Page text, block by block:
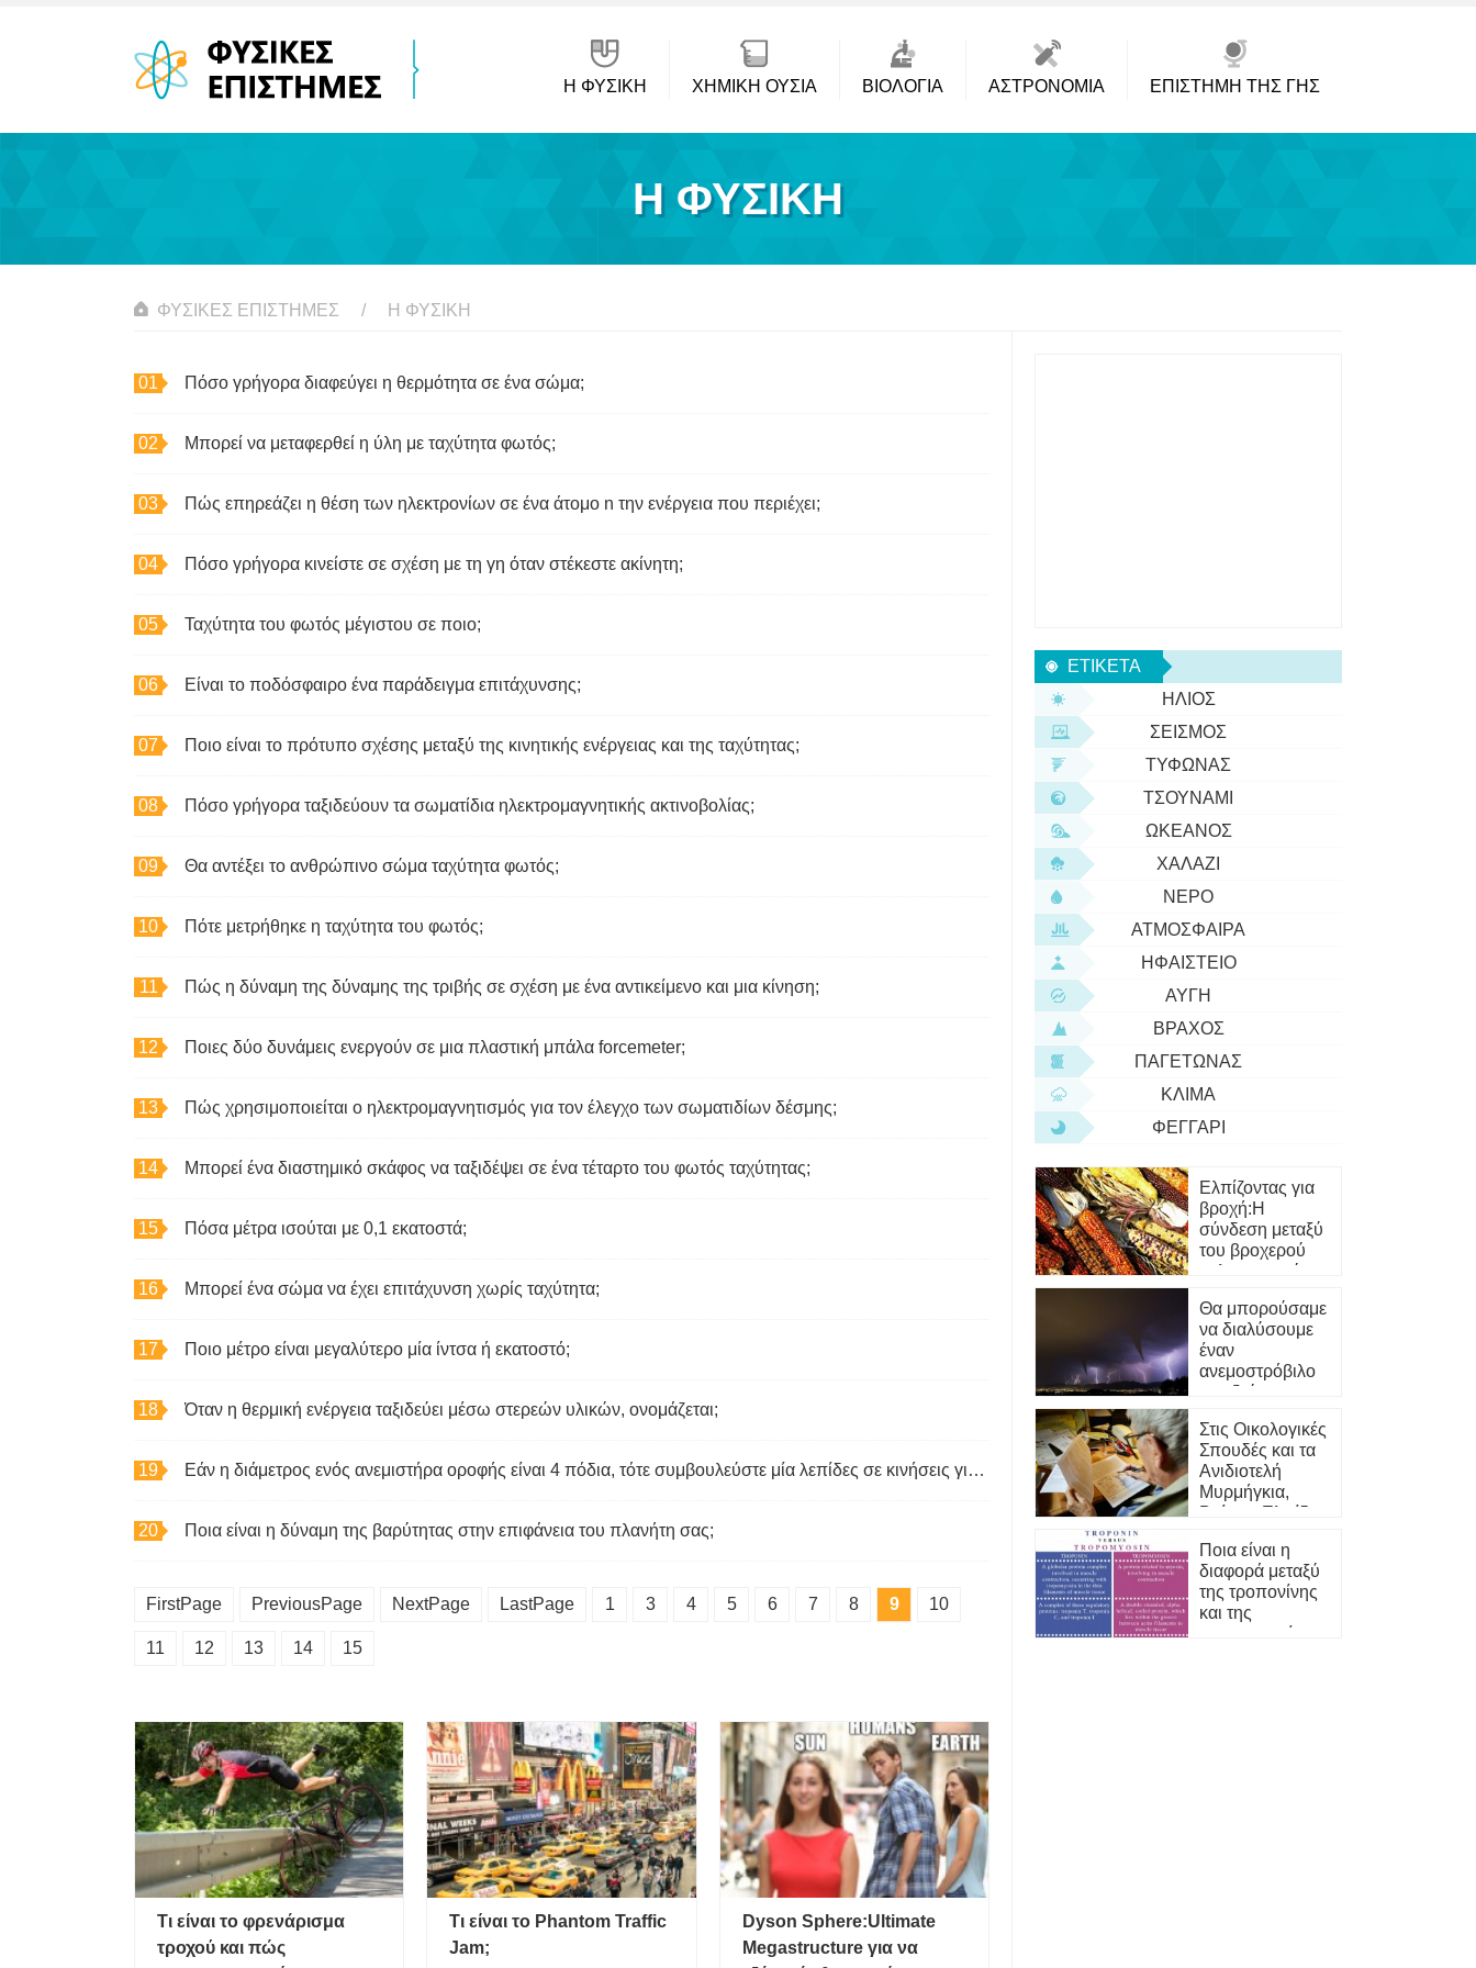
Η ΦΥΣΙΚΗ ΧΗΜΙΚΉ ΟΥΣΊΑ ΒΙΟΛΟΓΊΑ ΑΣΤΡΟΝΟΜΊΑ ΕΠΙΣΤΉΜΗ ΤΗΣ ΓΗΣ
Η ΦΥΣΙΚΗ
ΦΥΣΙΚΈΣ ΕΠΙΣΤΉΜΕΣ Η ΦΥΣΙΚΗ
Πόσο γρήγορα διαφεύγει η θερμότητα σε ένα σώμα;
Μπορεί να μεταφερθεί η ύλη με ταχύτητα φωτός;
Πώς επηρεάζει η θέση των ηλεκτρονίων σε ένα άτομο n την ενέργεια που περιέχει;
Πόσο γρήγορα κινείστε σε σχέση με τη γη όταν στέκεστε ακίνητη;
Ταχύτητα του φωτός μέγιστου σε ποιο;
Είναι το ποδόσφαιρο ένα παράδειγμα επιτάχυνσης;
Ποιο είναι το πρότυπο σχέσης μεταξύ της κινητικής ενέργειας και της ταχύτητας;
Πόσο γρήγορα ταξιδεύουν τα σωματίδια ηλεκτρομαγνητικής ακτινοβολίας;
Θα αντέξει το ανθρώπινο σώμα ταχύτητα φωτός;
Πότε μετρήθηκε η ταχύτητα του φωτός;
Πώς η δύναμη της δύναμης της τριβής σε σχέση με ένα αντικείμενο και μια κίνηση;
Ποιες δύο δυνάμεις ενεργούν σε μια πλαστική μπάλα forcemeter;
Πώς χρησιμοποιείται ο ηλεκτρομαγνητισμός για τον έλεγχο των σωματιδίων δέσμης;
Μπορεί ένα διαστημικό σκάφος να ταξιδέψει σε ένα τέταρτο του φωτός ταχύτητας;
Πόσα μέτρα ισούται με 0,1 εκατοστά;
Μπορεί ένα σώμα να έχει επιτάχυνση χωρίς ταχύτητα;
Ποιο μέτρο είναι μεγαλύτερο μία ίντσα ή εκατοστό;
Όταν η θερμική ενέργεια ταξιδεύει μέσω στερεών υλικών, ονομάζεται;
Εάν η διάμετρος ενός ανεμιστήρα οροφής είναι 4 πόδια, τότε συμβουλεύστε μία λεπίδες σε κινήσεις για το πόσο μακριά κατά τη διάρκεια της πλήρους θητείας;
Ποια είναι η δύναμη της βαρύτητας στην επιφάνεια του πλανήτη σας;
FirstPage PreviousPage NextPage LastPage 1 3 4 5 6 7 8 9 10
11 12 13 14 15
Τι είναι το φρενάρισμα
τροχού και πώς
Τι είναι το Phantom Traffic
Jam;
Dyson Sphere:Ultimate
Megastructure για να
ΕΤΙΚΈΤΑ
ΉΛΙΟΣ
ΣΕΙΣΜΌΣ
ΤΥΦΏΝΑΣ
ΤΣΟΥΝΆΜΙ
ΩΚΕΑΝΌΣ
ΧΑΛΆΖΙ
ΝΕΡΌ
ΑΤΜΌΣΦΑΙΡΑ
ΗΦΑΊΣΤΕΙΟ
ΑΥΓΉ
ΒΡΆΧΟΣ
ΠΑΓΕΤΏΝΑΣ
ΚΛΊΜΑ
ΦΕΓΓΆΡΙ
Ελπίζοντας για
βροχή:Η
σύνδεση μεταξύ
του βροχερού
καλαμποκιού,
αλλαγής και της
ανθρώπινης
ευημερίας στο
Μεξικό
Θα μπορούσαμε
να διαλύσουμε
έναν
ανεμοστρόβιλο
εκτοξεύοντας
σε αυτόν;
Στις Οικολογικές
Σπουδές και τα
Ανιδιοτελή
Μυρμήγκια,
Βρίσκει Ελπίδα
Ποια είναι η
διαφορά μεταξύ
της τροπονίνης
και της
τροπομυοσίνης